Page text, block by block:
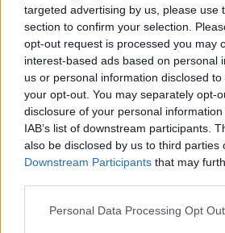
targeted advertising by us, please use
section to confirm your selection.
opt-out request is processed you may
interest-based ads based on personal
us or personal information disclosed
your opt-out. You may separately opt-
disclosure of your personal
IAB’s list of downstream participants.
also be disclosed by us to third parties
Downstream Participants that may
Please note that this website/app uses
Personal Data Processing Opt